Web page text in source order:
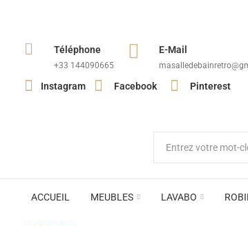
Téléphone
+33 144090665​
E-Mail
Instagram Facebook Pinterest
ACCUEIL MEUBLES LAVABO